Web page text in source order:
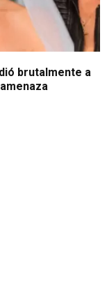
brutalmente a